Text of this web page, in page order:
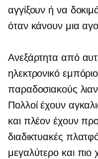
αγγίξουν ή να
όταν κάνουν μια
Ανεξάρτητα από
ηλεκτρονικό
παραδοσιακούς
Πολλοί έχουν
και πλέον έχουν
διαδικτυακές
μεγαλύτερο και πιο